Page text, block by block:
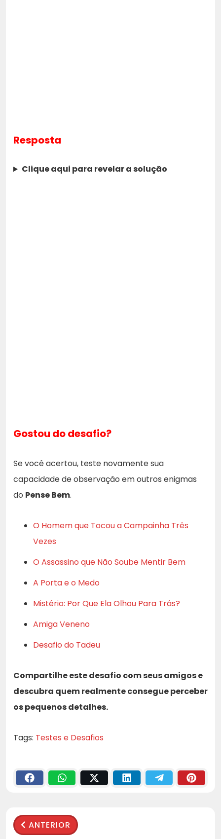
Resposta
Clique aqui para revelar a solução
Gostou do desafio?
Se você acertou, teste novamente sua
capacidade de observação em outros enigmas
do Pense Bem.
O Homem que Tocou a Campainha Três
Vezes
O Assassino que Não Soube Mentir Bem
A Porta e o Medo
Mistério: Por Que Ela Olhou Para Trás?
Amiga Veneno
Desafio do Tadeu
Compartilhe este desafio com seus amigos e
descubra quem realmente consegue perceber
os pequenos detalhes.
Tags: Testes e Desafios
ANTERIOR